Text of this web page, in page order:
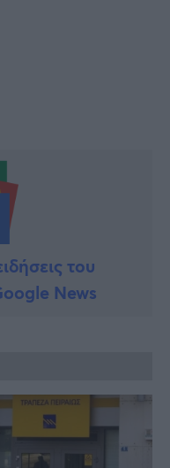
του
News